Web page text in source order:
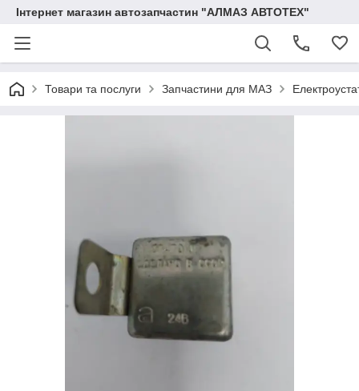
Інтернет магазин автозапчастин "АЛМАЗ АВТОТЕХ"
Товари та послуги Запчастини для МАЗ